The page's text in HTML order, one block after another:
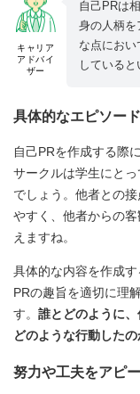
キャリア
アドバイ
ザー
自己PRは
身の人柄を
な点にお
していると
具体的なエピソー
自己PRを作成する際
サークルは学生にと
でしょう。他者との
やすく、他者からの
えますね。
具体的な内容を作成
PRの趣旨を適切に理
す。 誰とどのように、
どのような行動した
努力や工夫をアピ